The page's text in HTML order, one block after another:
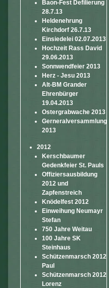
Baon-Fest Defilierung
28.7.13
Heldenehrung
Kirchdorf 26.7.13
Einsiedelei 02.07.2013
Hochzeit Rass David
29.06.2013
Sonnwendfeier 2013
Herz - Jesu 2013
Alt-BM Grander
Ehrenbürger
19.04.2013
Ostergrabwache 2013
Gerneralversammlung
2013
2012
Kerschbaumer
Gedenkfeier St. Pauls
Offiziersausbildung
2012 und
Zapfenstreich
Knödelfest 2012
Einweihung Neumayr
Stefan
750 Jahre Weitau
100 Jahre SK
Steinhaus
Schützenmarsch 2012
Paul
Schützenmarsch 2012
Lorenz